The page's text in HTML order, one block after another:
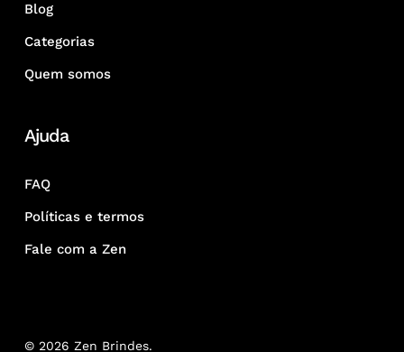
Blog
Categorias
Quem somos
Ajuda
FAQ
Políticas e termos
Fale com a Zen
© 2026 Zen Brindes.